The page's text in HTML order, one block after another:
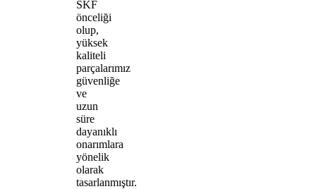
SKF
önceliği
olup,
yüksek
kaliteli
parçalarımız
güvenliğe
ve
uzun
süre
dayanıklı
onarımlara
yönelik
olarak
tasarlanmıştır.